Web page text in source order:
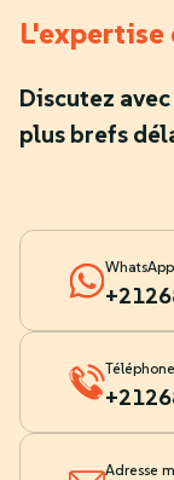
L'expertise
Discutez
plus brefs
WhatsApp
Téléphone
Adresse